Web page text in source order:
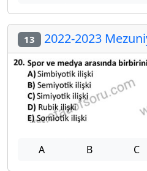
13 2022-2023
A B C